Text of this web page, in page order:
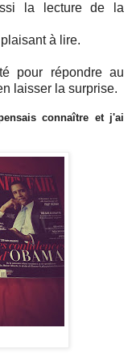
la lecture de la
à lire.
pour répondre au
laisser la surprise.
connaître et j'ai